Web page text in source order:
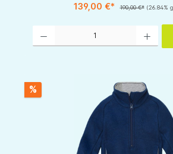
139,00 €* 190,00 €* (26.84%
%